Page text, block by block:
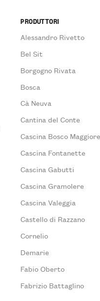
PRODUTTORI
Alessandro Rivetto
Bel Sit
Borgogno Rivata
Bosca
Cà Neuva
Cantina del Conte
Cascina Bosco Maggiore
Cascina Fontanette
Cascina Gabutti
Cascina Gramolere
Cascina Valeggia
Castello di Razzano
Cornelio
Demarie
Fabio Oberto
Fabrizio Battaglino